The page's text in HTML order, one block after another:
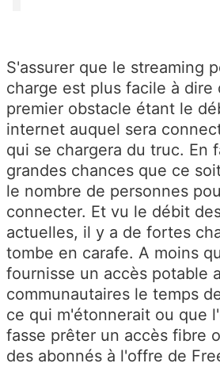
S'assurer que le streaming
charge est plus facile à dire
premier obstacle étant le
internet auquel sera
qui se chargera du truc. En
grandes chances que ce
le nombre de personnes
connecter. Et vu le débit
actuelles, il y a de fortes
tombe en carafe. A moins
fournisse un accès potable
communautaires le temps
ce qui m'étonnerait ou que
fasse prêter un accès fibre
des abonnés à l'offre de